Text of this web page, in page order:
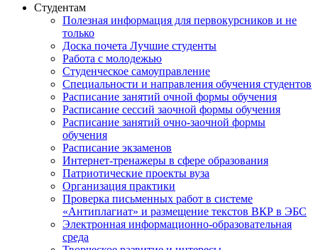
Студентам
Полезная информация для первокурсников и не
только
Доска почета Лучшие студенты
Работа с молодежью
Студенческое самоуправление
Специальности и направления обучения студентов
Расписание занятий очной формы обучения
Расписание сессий заочной формы обучения
Расписание занятий очно-заочной формы
обучения
Расписание экзаменов
Интернет-тренажеры в сфере образования
Патриотические проекты вуза
Организация практики
Проверка письменных работ в системе
«Антиплагиат» и размещение текстов ВКР в ЭБС
Электронная информационно-образовательная
среда